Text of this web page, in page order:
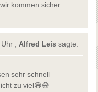
kommen sicher
, Alfred Leis sagte:
sehr schnell
zu viel😅😅